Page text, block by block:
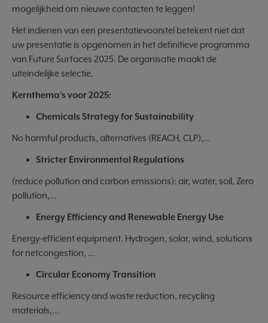
mogelijkheid om nieuwe contacten te leggen!
Het indienen van een presentatievoorstel betekent niet dat
uw presentatie is opgenomen in het definitieve programma
van Future Surfaces 2025. De organisatie maakt de
uiteindelijke selectie.
Kernthema’s voor 2025:
Chemicals Strategy for Sustainability
No harmful products, alternatives (REACH, CLP),…
Stricter Environmental Regulations
(reduce pollution and carbon emissions): air, water, soil, Zero
pollution,…
Energy Efficiency and Renewable Energy Use
Energy-efficient equipment. Hydrogen, solar, wind, solutions
for netcongestion, …
Circular Economy Transition
Resource efficiency and waste reduction, recycling
materials,…